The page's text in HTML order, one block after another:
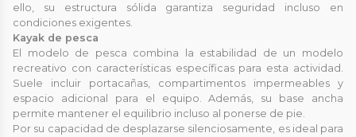
ello, su estructura sólida garantiza seguridad incluso en
condiciones exigentes.
Kayak de pesca
El modelo de pesca combina la estabilidad de un modelo
recreativo con características específicas para esta actividad.
Suele incluir portacañas, compartimentos impermeables y
espacio adicional para el equipo. Además, su base ancha
permite mantener el equilibrio incluso al ponerse de pie.
Por su capacidad de desplazarse silenciosamente, es ideal para